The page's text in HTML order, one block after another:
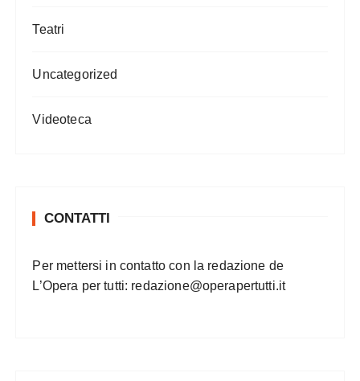
Teatri
Uncategorized
Videoteca
CONTATTI
Per mettersi in contatto con la redazione de
L’Opera per tutti: redazione@operapertutti.it